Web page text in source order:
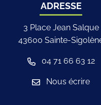
ADRESSE
3 Place Jean Salque
43600 Sainte-
04 71 66 63 12
Nous écrire